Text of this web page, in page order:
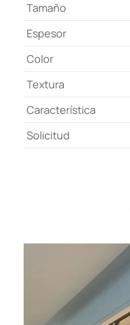
Tamaño
Espesor
Color
Textura
Característica
Solicitud